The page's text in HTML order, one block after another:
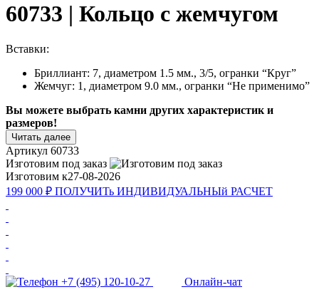
60733 | Кольцо с жемчугом
Вставки:
Бриллиант: 7, диаметром 1.5 мм., 3/5, огранки “Круг”
Жемчуг: 1, диаметром 9.0 мм., огранки “Не применимо”
Вы можете выбрать камни других характеристик и
размеров!
Читать далее
Артикул 60733
Изготовим под заказ
Изготовим к27-08-2026
199 000 ₽ ПОЛУЧИТь ИНДИВИДУАЛЬНЫй РАСЧЕТ
+7 (495) 120-10-27
Онлайн-чат